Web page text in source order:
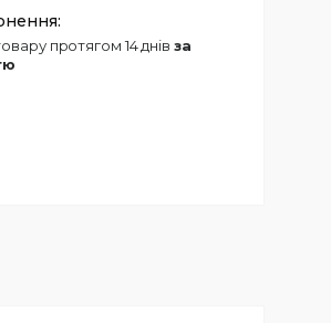
протягом 14 днів за